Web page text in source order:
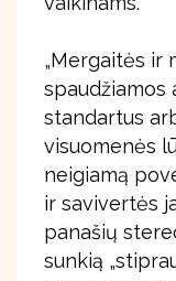
„Mergaitės ir
spaudžiamos
standartus
visuomenės
neigiamą
ir savivertės
panašių
sunkią